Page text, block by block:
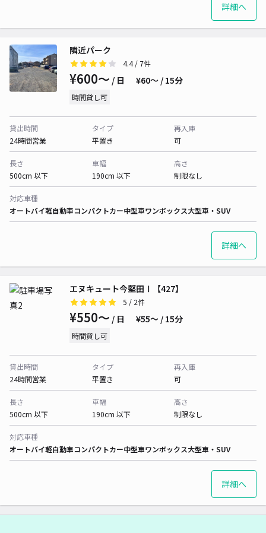
詳細へ
隣近パーク
4.4/ 7件
¥600〜 / 日 ¥60〜 / 15分
時間貸し可
貸出時間
24時間営業
タイプ
平置き
再入庫
可
長さ
500cm 以下
車幅
190cm 以下
高さ
制限なし
対応車種
オートバイ軽自動車コンパクトカー中型車ワンボックス大型車・SUV
詳細へ
エヌキュート今堅田Ⅰ【427】
5 / 2件
¥550〜 / 日 ¥55〜 / 15分
時間貸し可
貸出時間
24時間営業
タイプ
平置き
再入庫
可
長さ
500cm 以下
車幅
190cm 以下
高さ
制限なし
対応車種
オートバイ軽自動車コンパクトカー中型車ワンボックス大型車・SUV
詳細へ